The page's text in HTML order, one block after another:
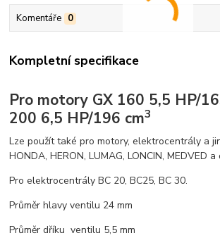
Komentáře 0
Kompletní specifikace
Pro motory GX 160 5,5 HP/
200 6,5 HP/196 cm3
Lze použít také pro motory, elektrocentrály a
HONDA, HERON, LUMAG, LONCIN, MEDVED
Pro elektrocentrály BC 20, BC25, BC 30.
Průměr hlavy ventilu 24 mm
Průměr dříku ventilu 5,5 mm